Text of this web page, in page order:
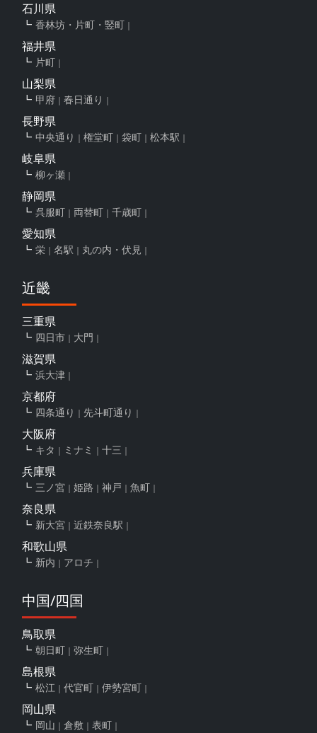
石川県
香林坊・片町・竪町
福井県
片町
山梨県
甲府 春日通り
長野県
中央通り 権堂町 袋町 松本駅
岐阜県
柳ヶ瀬
静岡県
呉服町 両替町 千歳町
愛知県
栄 名駅 丸の内・伏見
近畿
三重県
四日市 大門
滋賀県
浜大津
京都府
四条通り 先斗町通り
大阪府
キタ ミナミ 十三
兵庫県
三ノ宮 姫路 神戸 魚町
奈良県
新大宮 近鉄奈良駅
和歌山県
新内 アロチ
中国/四国
鳥取県
朝日町 弥生町
島根県
松江 代官町 伊勢宮町
岡山県
岡山 倉敷 表町